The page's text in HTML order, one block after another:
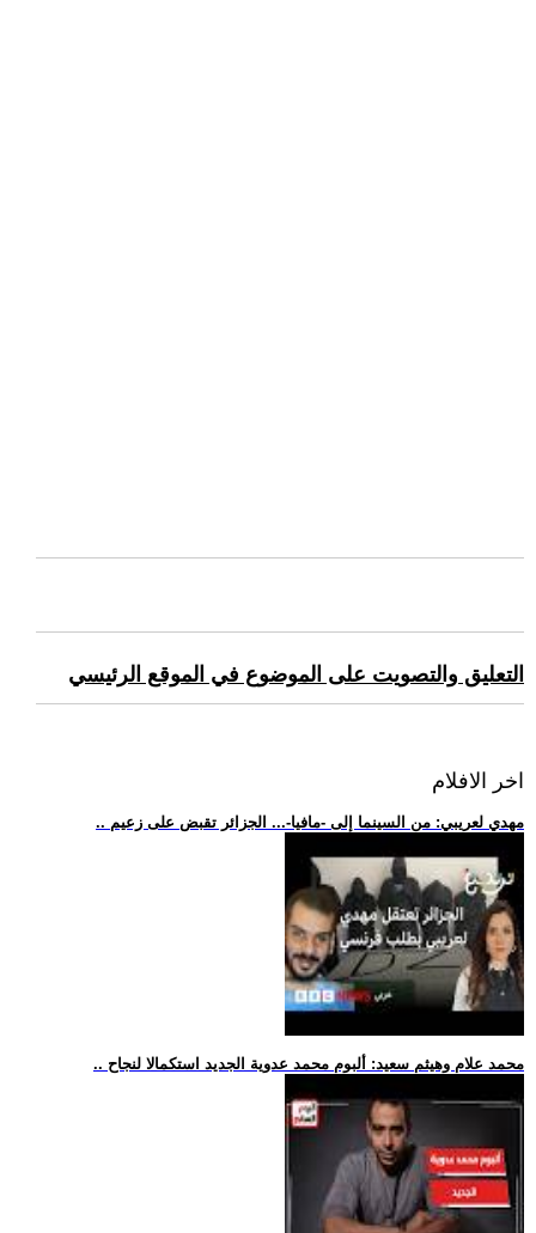
التعليق والتصويت على الموضوع في الموقع الرئيسي
اخر الافلام
.. مهدي لعريبي: من السينما إلى -مافيا-... الجزائر تقبض على زعيم
.. محمد علام وهيثم سعيد: ألبوم محمد عدوية الجديد استكمالا لنجاح